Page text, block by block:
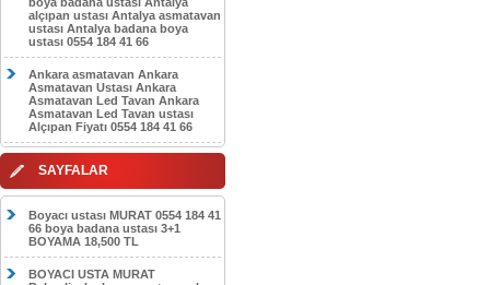
alçıpan ustası Antalya asmatavan
ustası Antalya badana boya
ustası 0554 184 41 66
Ankara asmatavan Ankara
Asmatavan Ustası Ankara
Asmatavan Led Tavan Ankara
Asmatavan Led Tavan ustası
Alçıpan Fiyatı 0554 184 41 66
SAYFALAR
Boyacı ustası MURAT 0554 184 41
66 boya badana ustası 3+1
BOYAMA 18,500 TL
BOYACI USTA MURAT